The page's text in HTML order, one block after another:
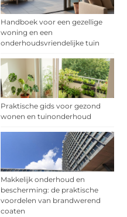
Handboek voor een gezellige
woning en een
onderhoudsvriendelijke tuin
Praktische gids voor gezond
wonen en tuinonderhoud
Makkelijk onderhoud en
bescherming: de praktische
voordelen van brandwerend
coaten